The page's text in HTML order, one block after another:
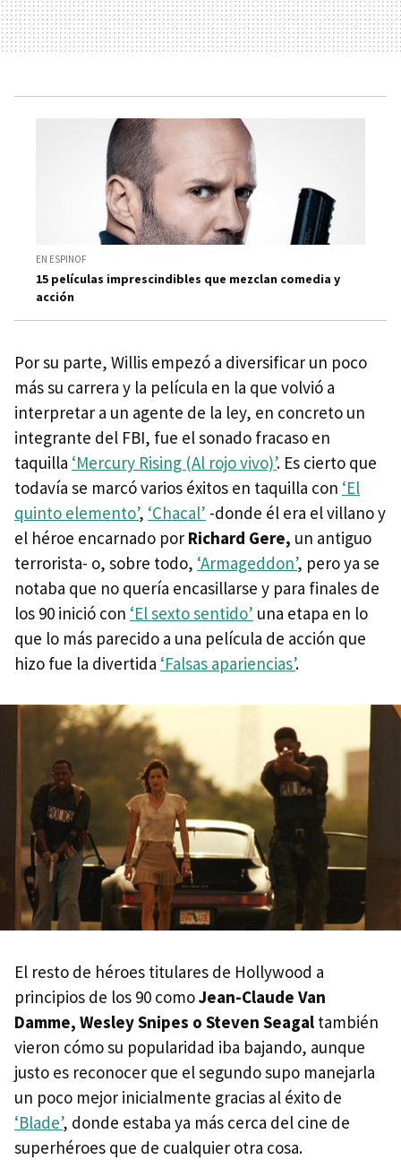
EN ESPINOF
15 películas imprescindibles que mezclan comedia y
acción
Por su parte, Willis empezó a diversificar un poco
más su carrera y la película en la que volvió a
interpretar a un agente de la ley, en concreto un
integrante del FBI, fue el sonado fracaso en
taquilla ‘Mercury Rising (Al rojo vivo)’. Es cierto que
todavía se marcó varios éxitos en taquilla con ‘El
quinto elemento’, ‘Chacal’ -donde él era el villano y
el héroe encarnado por Richard Gere, un antiguo
terrorista- o, sobre todo, ‘Armageddon’, pero ya se
notaba que no quería encasillarse y para finales de
los 90 inició con ‘El sexto sentido’ una etapa en lo
que lo más parecido a una película de acción que
hizo fue la divertida ‘Falsas apariencias’.
El resto de héroes titulares de Hollywood a
principios de los 90 comoJean-Claude Van
Damme, Wesley Snipes o Steven Seagal también
vieron cómo su popularidad iba bajando, aunque
justo es reconocer que el segundo supo manejarla
un poco mejor inicialmente gracias al éxito de
‘Blade’, donde estaba ya más cerca del cine de
superhéroes que de cualquier otra cosa.